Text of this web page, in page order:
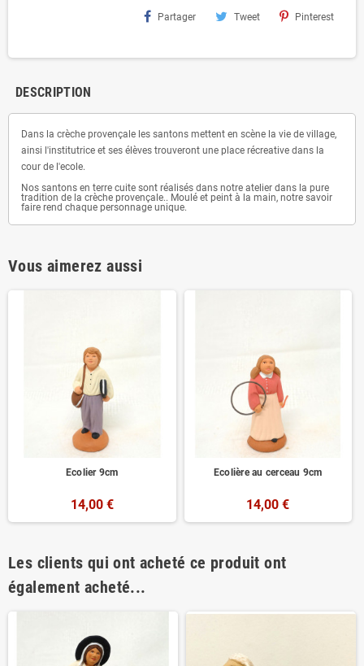
Partager Tweet Pinterest
DESCRIPTION
Dans la crèche provençale les santons mettent en scène la vie de village,
ainsi l'institutrice et ses élèves trouveront une place récreative dans la
cour de l'ecole.
Nos santons en terre cuite sont réalisés dans notre atelier dans la pure
tradition de la crèche provençale.. Moulé et peint à la main, notre savoir
faire rend chaque personnage unique.
Vous aimerez aussi
Ecolier 9cm
14,00 €
Ecolière au cerceau 9cm
14,00 €
Les clients qui ont acheté ce produit ont
également acheté...